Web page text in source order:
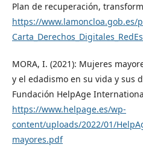
Plan de recuperación,
https://www.lamoncloa.gob.es/
MORA, I. (2021): Mujeres
y el edadismo en su vida y sus
Fundación HelpAge
https://www.helpage.es/wp-
content/uploads/2022/01/
mayores.pdf